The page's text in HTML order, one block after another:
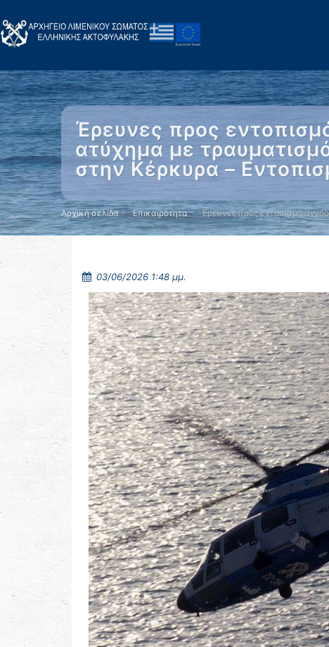
Έρευνες προς
ατύχημα με
στην Κέρκυρα –
Αρχική σελίδα Επικαιρότητα Έρευνες προς εντοπισμό
03/06/2026 1:48 μμ.